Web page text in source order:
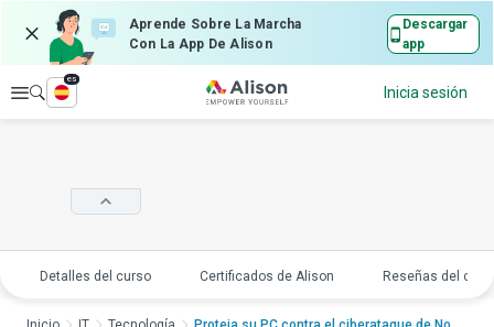
Aprende Sobre La Marcha
Con La App De Alison
Descargar
app
Explorar
es
Inicia sesión
Detalles del curso Certificados de Alison Reseñas del